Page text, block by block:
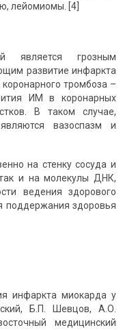
лейомиомы. [4]
является грозным
развитие инфаркта
тромбоза –
ИМ в коронарных
В таком случае,
вазоспазм и
на стенку сосуда и
и на молекулы ДНК,
ведения здорового
поддержания здоровья
инфаркта миокарда у
Б.П. Шевцов, А.О.
медицинский